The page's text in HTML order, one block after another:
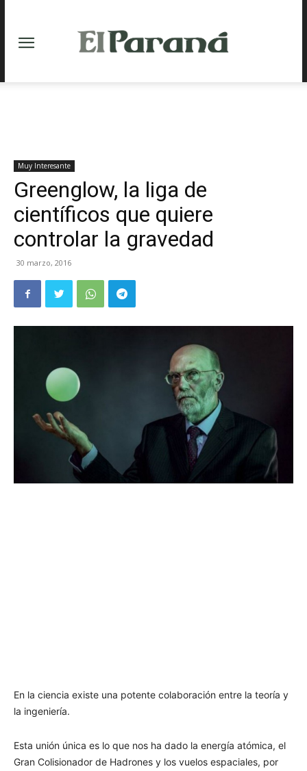
Muy Interesante
Greenglow, la liga de
científicos que quiere
controlar la gravedad
30 marzo, 2016
En la ciencia existe una potente colaboración entre la teoría y
la ingeniería.
Esta unión única es lo que nos ha dado la energía atómica, el
Gran Colisionador de Hadrones y los vuelos espaciales, por